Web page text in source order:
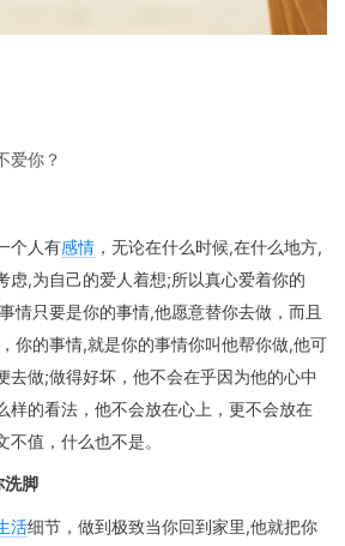
爱你？
个人有感情 ，无论在什么时候,在什么地方,
虑,为自己的爱人着想;所以真心爱着你的
情只要是你的事情,他愿意替你去做，而且
你的事情,就是你的事情你叫他帮你做,他可
去做;做得好坏，他不会在乎因为他的心中
样的看法，他不会放在心上，更不会放在
值，什么也不是。
洗脚
活细节，做到极致当你回到家里,他就把你